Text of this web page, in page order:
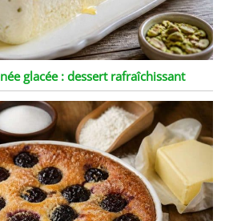
glacée : dessert rafraîchissant